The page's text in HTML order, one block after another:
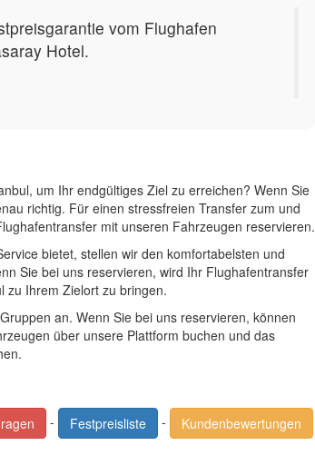
vom Flughafen
Hotel.
um Ihr endgültiges Ziel zu erreichen? Wenn Sie
richtig. Für einen stressfreien Transfer zum und
mit unseren Fahrzeugen reservieren.
bietet, stellen wir den komfortabelsten und
Sie bei uns reservieren, wird Ihr Flughafentransfer
zu Ihrem Zielort zu bringen.
an. Wenn Sie bei uns reservieren, können
über unsere Plattform buchen und das
- Festpreisliste - Kundenbewertungen